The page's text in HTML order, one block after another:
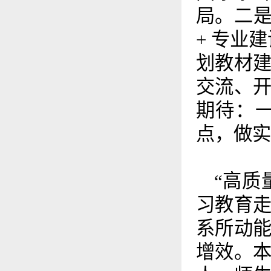
局。二
+ 专业
划教材
交流、
期待：
点，做
“高质
习教育
系所动
增效。